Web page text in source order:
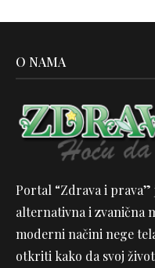
O NAMA
Portal “Zdrava i prava”
alternativna i zvanična
moderni načini nege
otkriti kako da svoj